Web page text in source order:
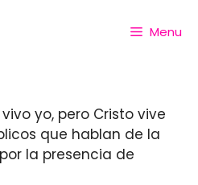
Menu
yo, pero Cristo vive
que hablan de la
la presencia de